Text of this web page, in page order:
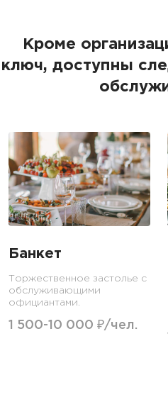
Кроме
ключ, доступны
Банкет
Торжественное застолье с
обслуживающими
официантами.
1 500-10 000 ₽/чел.